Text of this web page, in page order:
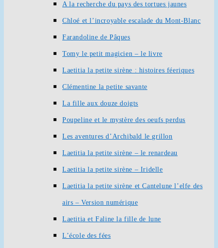
A la recherche du pays des tortues jaunes
Chloé et l’incroyable escalade du Mont-Blanc
Farandoline de Pâques
Tomy le petit magicien – le livre
Laetitia la petite sirène : histoires féeriques
Clémentine la petite savante
La fille aux douze doigts
Poupeline et le mystère des oeufs perdus
Les aventures d’Archibald le grillon
Laetitia la petite sirène – le renardeau
Laetitia la petite sirène – Iridelle
Laetitia la petite sirène et Cantelune l’elfe des
airs – Version numérique
Laetitia et Faline la fille de lune
L’école des fées